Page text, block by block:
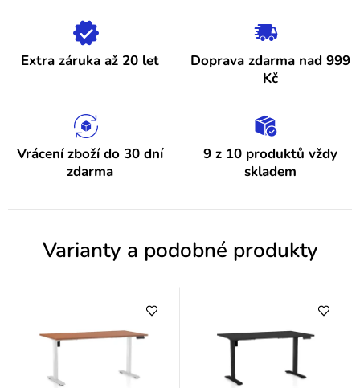
h
o
e
Extra záruka až 20 let
Doprava zdarma nad 999
Kč
Vrácení zboží do 30 dní
zdarma
9 z 10 produktů vždy
skladem
Varianty a podobné produkty